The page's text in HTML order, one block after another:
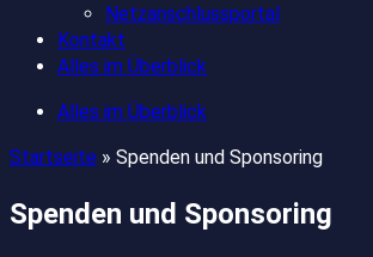
Netzanschlussportal
Kontakt
Alles im Überblick
Alles im Überblick
Startseite » Spenden und Sponsoring
Spenden und Sponsoring